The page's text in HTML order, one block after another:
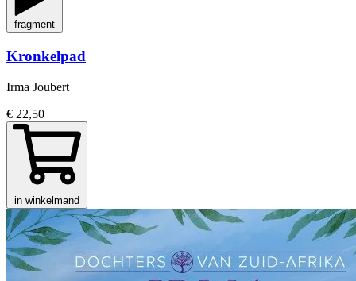
fragment
Kronkelpad
Irma Joubert
€ 22,50
in winkelmand